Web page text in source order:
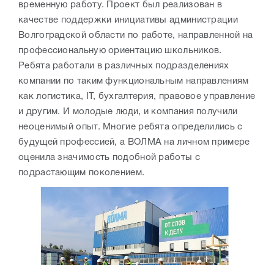
временную работу. Проект был реализован в
качестве поддержки инициативы администрации
Волгоградской области по работе, направленной на
профессиональную ориентацию школьников.
Ребята работали в различных подразделениях
компании по таким функциональным направлениям
как логистика, IT, бухгалтерия, правовое управление
и другим. И молодые люди, и компания получили
неоценимый опыт. Многие ребята определились с
будущей профессией, а ВОЛМА на личном примере
оценила значимость подобной работы с
подрастающим поколением.